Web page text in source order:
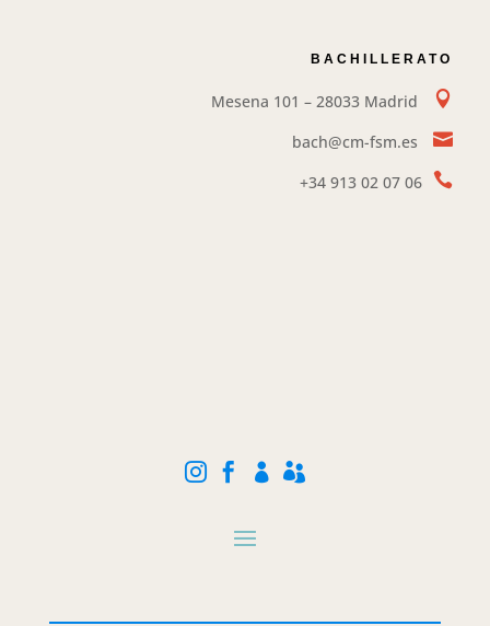
BACHILLERATO
Mesena 101 – 28033 Madrid 
bach@cm-fsm.es 
+34913 02 07 06 
   